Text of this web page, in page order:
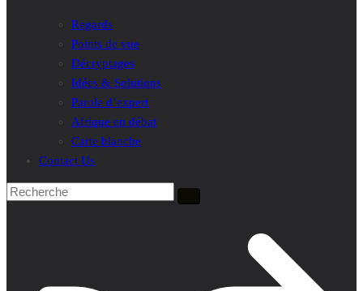
Regards
Points de vue
Décryptages
Idées & Solutions
Parole d’expert
Afrique en débat
Carte blanche
Contact Us